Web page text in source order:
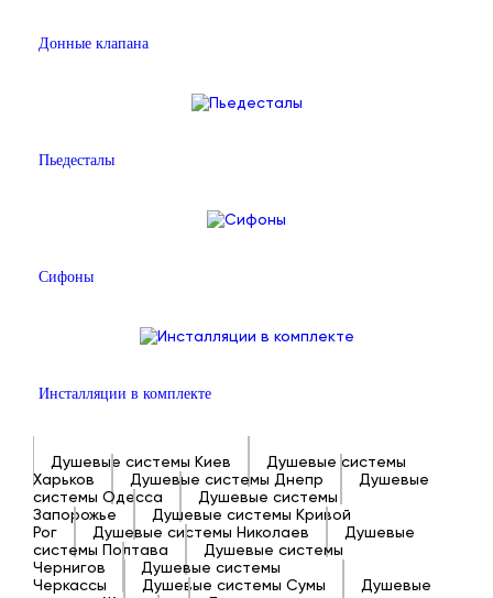
Донные клапана
Пьедесталы
Сифоны
Инсталляции в комплекте
Душевые системы Киев
Душевые системы
Харьков
Душевые системы Днепр
Душевые
системы Одесса
Душевые системы
Запорожье
Душевые системы Кривой
Рог
Душевые системы Николаев
Душевые
системы Полтава
Душевые системы
Чернигов
Душевые системы
Черкассы
Душевые системы Сумы
Душевые